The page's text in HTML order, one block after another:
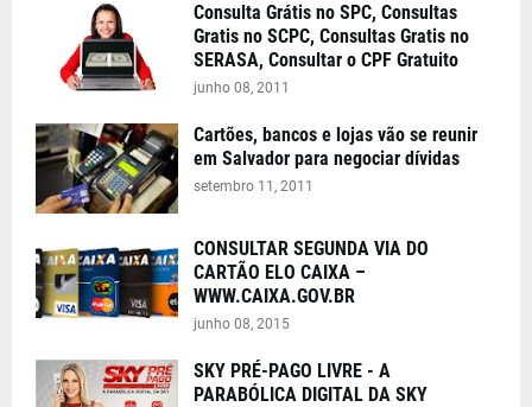
Consulta Grátis no SPC, Consultas
Gratis no SCPC, Consultas Gratis no
SERASA, Consultar o CPF Gratuito
junho 08, 2011
Cartões, bancos e lojas vão se reunir
em Salvador para negociar dívidas
setembro 11, 2011
CONSULTAR SEGUNDA VIA DO
CARTÃO ELO CAIXA –
WWW.CAIXA.GOV.BR
junho 08, 2015
SKY PRÉ-PAGO LIVRE - A
PARABÓLICA DIGITAL DA SKY